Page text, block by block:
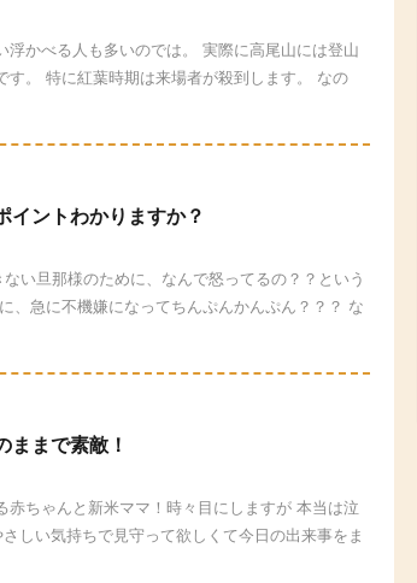
かべる人も多いのでは。 実際に高尾山には登山
。 特に紅葉時期は来場者が殺到します。 なの
イントわかりますか？
い旦那様のために、なんで怒ってるの？？という
、急に不機嫌になってちんぷんかんぷん？？？ な
ままで素敵！
ちゃんと新米ママ！時々目にしますが 本当は泣
しい気持ちで見守って欲しくて今日の出来事をま